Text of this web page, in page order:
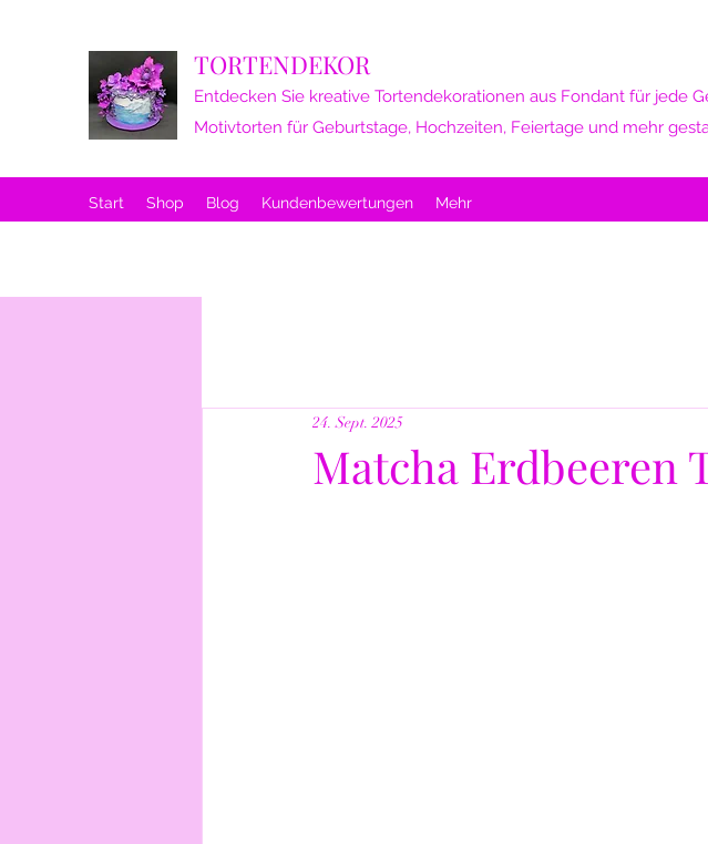
TORTENDEKOR
Entdecken Sie kreative Tortendekorationen aus Fondant für jede
Motivtorten für Geburtstage, Hochzeiten, Feiertage und mehr
Start Shop Blog Kundenbewertungen Mehr
Matcha Erdbeeren
24. Sept. 2025